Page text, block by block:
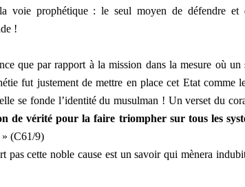
voie prophétique : le seul moyen de défendre
!
que par rapport à la mission dans la mesure où un
fut justement de mettre en place cet Etat comme
se fonde l’identité du musulman ! Un verset du
de vérité pour la faire triompher sur tous les
» (C61/9)
pas cette noble cause est un savoir qui mènera